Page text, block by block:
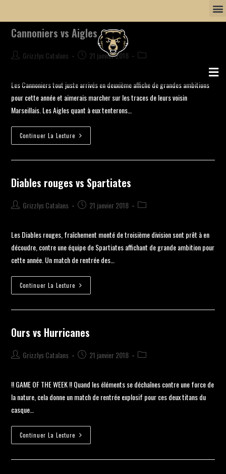
Cannoniers vs Aigles
Grizzlys Catalans 21 janvier 2018
Les Cannoniers tout juste arrivés en deuxième affiche de grandes ambitions
pour cette année et aimerais marcher sur les traces de leurs voisin
Marseillais. Les Aigles quant à eux tenterons…
Continuer La Lecture
Diables rouges vs Spartiates
Grizzlys Catalans 21 janvier 2018
Les Diables rouges, fraîchement monté de troisième division sont prêt à en
découdre, contre une équipe de Spartiates affichant de grande ambition pour
cette année. Un match de rentrée des…
Continuer La Lecture
Ours vs Hurricanes
Grizzlys Catalans 21 janvier 2018
!! GAME OF THE WEEK !! Quand les éléments se déchaînes contre une force de
la nature, cela donne un match de rentrée explosif pour ces deux titans du
casque…
Continuer La Lecture